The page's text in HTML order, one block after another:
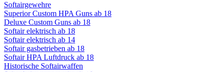
Softairgewehre
Superior Custom HPA Guns ab 18
Deluxe Custom Guns ab 18
Softair elektrisch ab 18
Softair elektrisch ab 14
Softair gasbetrieben ab 18
Softair HPA Luftdruck ab 18
Historische Softairwaffen